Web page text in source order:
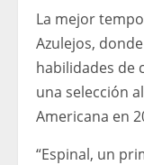
La mejor
Azulejos,
habilidades de
una selección
Americana en
“Espinal, un